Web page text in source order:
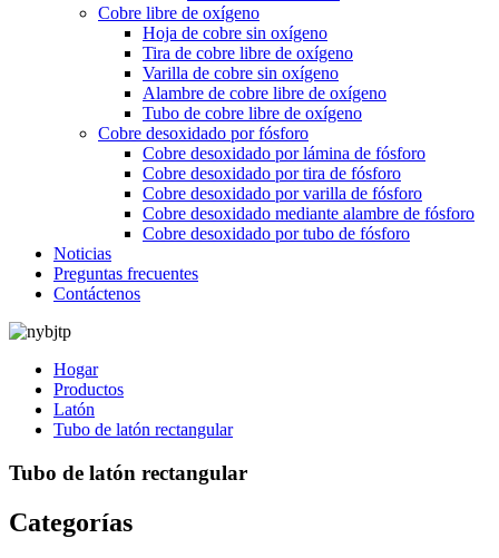
Cobre libre de oxígeno
Hoja de cobre sin oxígeno
Tira de cobre libre de oxígeno
Varilla de cobre sin oxígeno
Alambre de cobre libre de oxígeno
Tubo de cobre libre de oxígeno
Cobre desoxidado por fósforo
Cobre desoxidado por lámina de fósforo
Cobre desoxidado por tira de fósforo
Cobre desoxidado por varilla de fósforo
Cobre desoxidado mediante alambre de fósforo
Cobre desoxidado por tubo de fósforo
Noticias
Preguntas frecuentes
Contáctenos
Hogar
Productos
Latón
Tubo de latón rectangular
Tubo de latón rectangular
Categorías